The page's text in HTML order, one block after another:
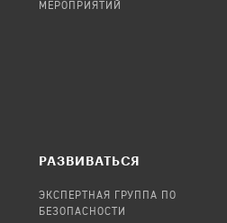
МЕРОПРИЯТИЙ
РАЗВИВАТЬСЯ
ЭКСПЕРТНАЯ ГРУППА ПО
БЕЗОПАСНОСТИ